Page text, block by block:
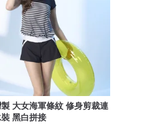
大女海軍條紋 修身剪裁連
黑白拼接